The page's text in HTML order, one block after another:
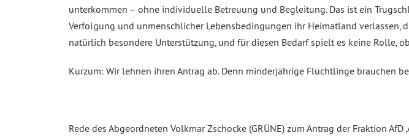
unterkommen – ohne individuelle Betreuung und Begleitung. Das ist ein
Verfolgung und unmenschlicher Lebensbedingungen ihr Heimatland verlassen,
natürlich besondere Unterstützung, und für diesen Bedarf spielt es keine Rolle,
Kurzum: Wir lehnen ihren Antrag ab. Denn minderjährige Flüchtlinge brauchen
Rede des Abgeordneten Volkmar Zschocke (GRÜNE) zum Antrag der Fraktion